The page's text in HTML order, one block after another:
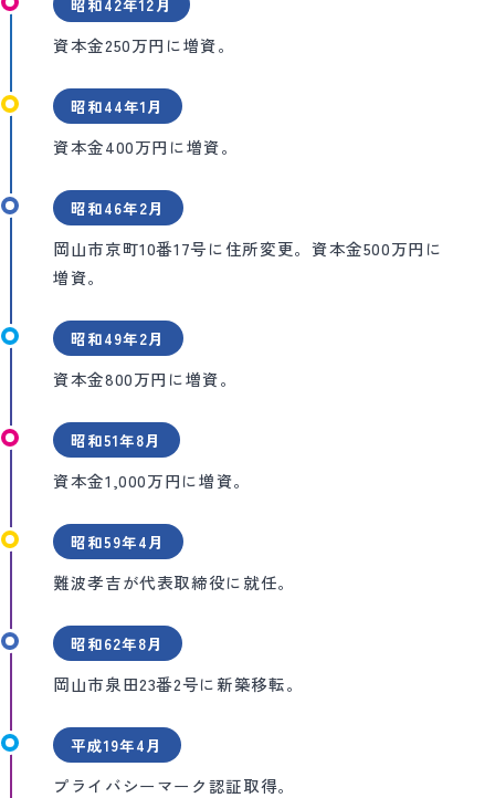
資本金250万円に増資。
昭和44年1月
資本金400万円に増資。
昭和46年2月
岡山市京町10番17号に住所変更。資本金500万円に
増資。
昭和49年2月
資本金800万円に増資。
昭和51年8月
資本金1,000万円に増資。
昭和59年4月
難波孝吉が代表取締役に就任。
昭和62年8月
岡山市泉田23番2号に新築移転。
平成19年4月
プライバシーマーク認証取得。